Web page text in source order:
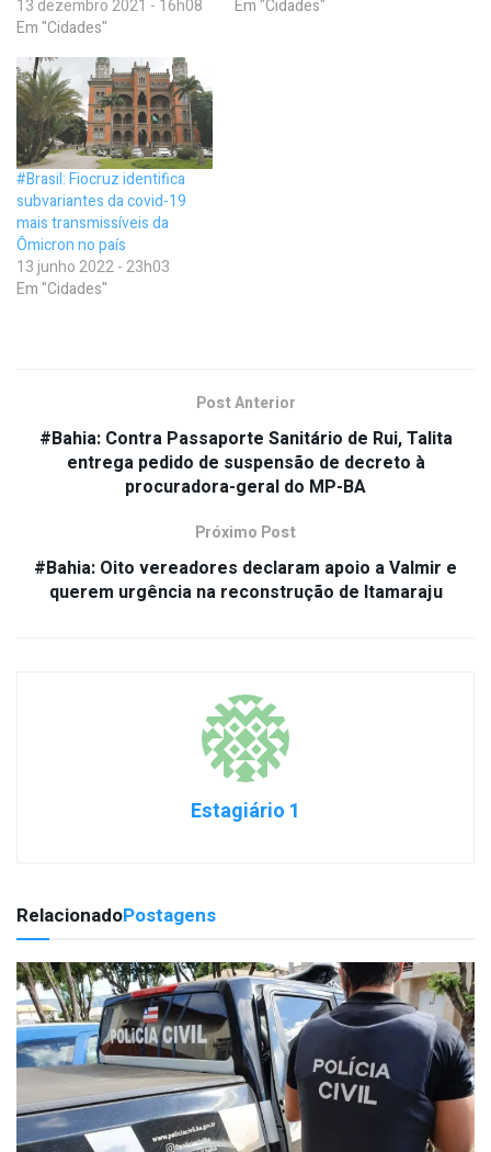
13 dezembro 2021 - 16h08
Em "Cidades"
Em "Cidades"
#Brasil: Fiocruz identifica
subvariantes da covid-19
mais transmissíveis da
Ômicron no país
13 junho 2022 - 23h03
Em "Cidades"
Post Anterior
#Bahia: Contra Passaporte Sanitário de Rui, Talita
entrega pedido de suspensão de decreto à
procuradora-geral do MP-BA
Próximo Post
#Bahia: Oito vereadores declaram apoio a Valmir e
querem urgência na reconstrução de Itamaraju
Estagiário 1
RelacionadoPostagens